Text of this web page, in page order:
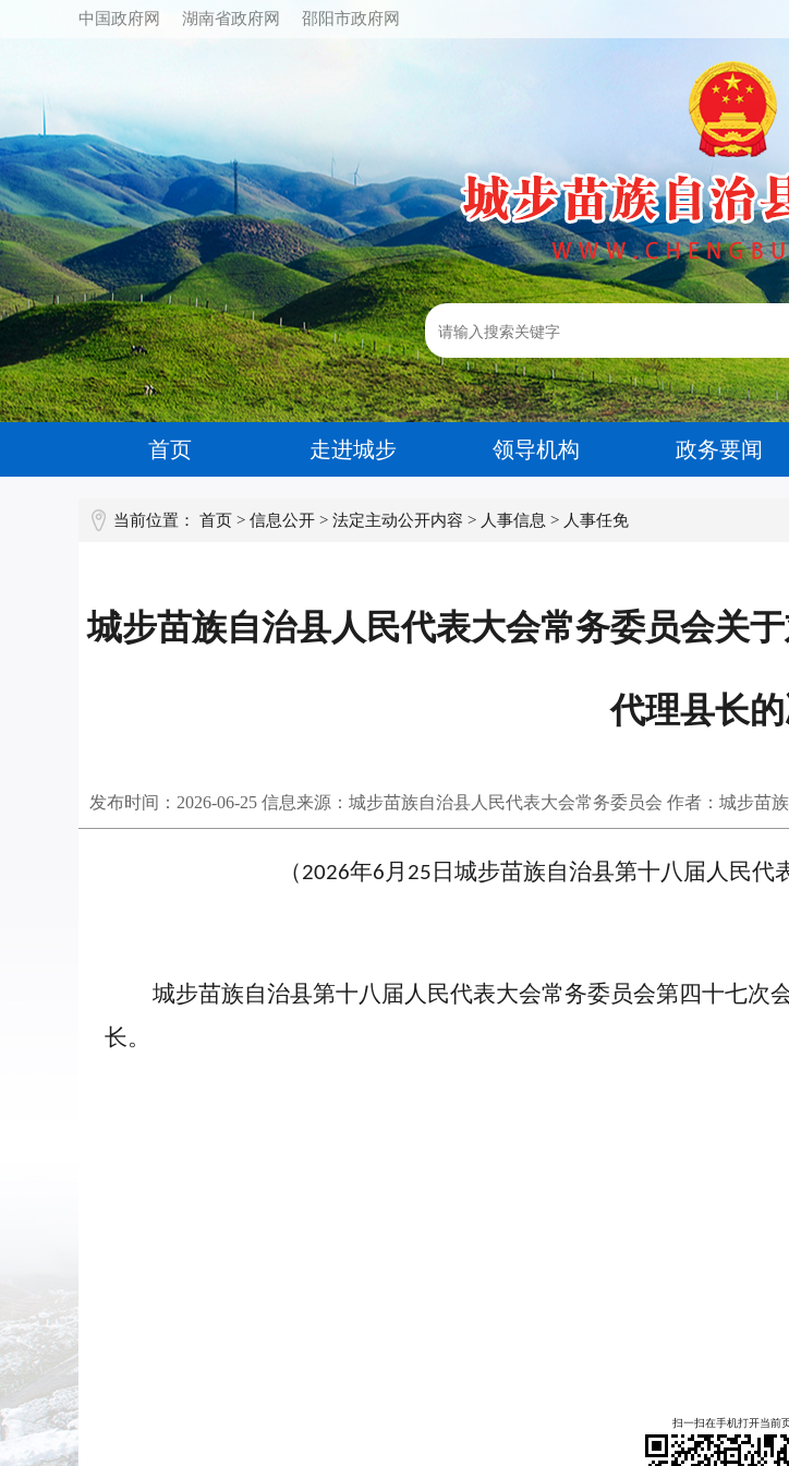
中国政府网 湖南省政府网 邵阳市政府网
首页 走进城步 领导机构 政务要闻
当前位置： 首页 > 信息公开 > 法定主动公开内容 > 人事信息 > 人事任免
城步苗族自治县人民代表大会常务委员会关
代理县长
发布时间： 2026-06-25 信息来源：城步苗族自治县人民代表大会常务委员会 作者：城步苗
（2026年6月 25 日城步苗族自治县第十八届人民代
城步苗族自治县第十八届人民代表大会常务委员会第四十七次
长。
扫一扫在手机打开当前